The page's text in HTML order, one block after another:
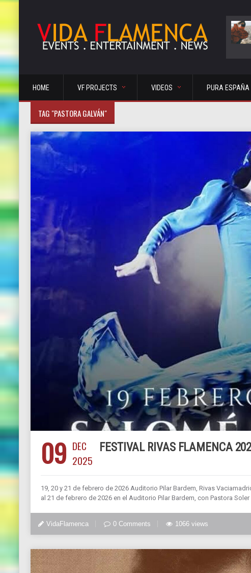
HOME VF PROJECTS VIDEOS PURA ESPAÑA
TAG "PASTORA GALVÁN"
09 DEC
2025
FESTIVAL RIVAS FLAMENCA
19, 20 y 21 de febrero de 2026 Auditorio Pilar Bardem, Rivas
al 21 de febrero de 2026 en el Auditorio Pilar Bardem, con Pastora
VidaFlamenca 0 Comments 1066 views